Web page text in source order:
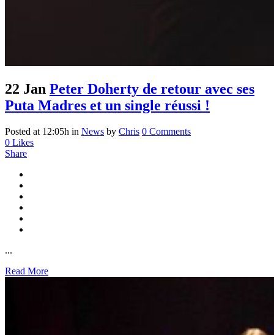
22 Jan Peter Doherty de retour avec ses
Puta Madres et un single réussi !
Posted at 12:05h in News by Chris 0 Comments
0 Likes
Share
...
Read More